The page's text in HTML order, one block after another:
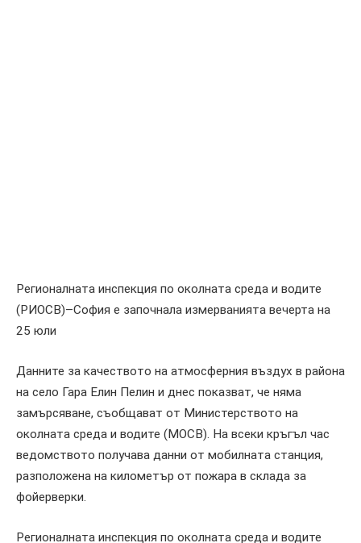
Регионалната инспекция по околната среда и водите
(РИОСВ)–София е започнала измерванията вечерта на
25 юли
Данните за качеството на атмосферния въздух в района
на село Гара Елин Пелин и днес показват, че няма
замърсяване, съобщават от Министерството на
околната среда и водите (МОСВ). На всеки кръгъл час
ведомството получава данни от мобилната станция,
разположена на километър от пожара в склада за
фойерверки.
Регионалната инспекция по околната среда и водите